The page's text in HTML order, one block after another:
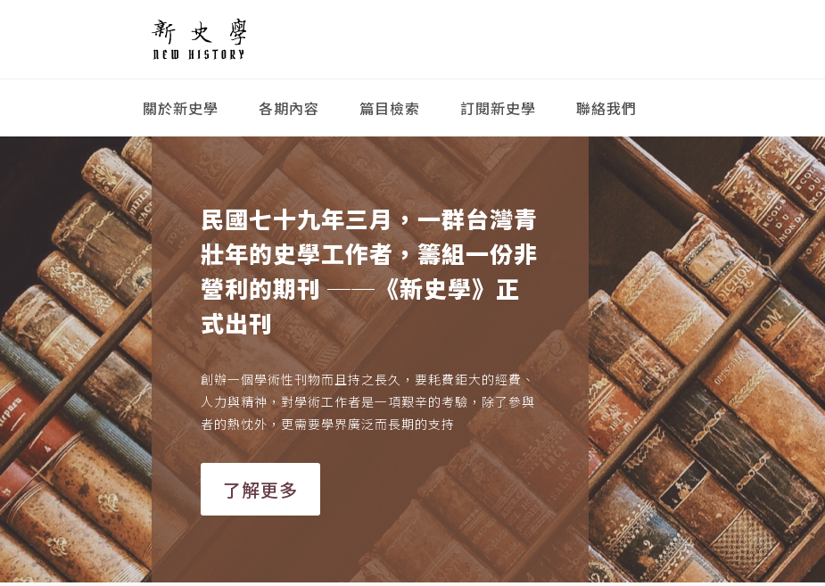
關於新史學 各期內容 篇目檢索 訂閱新史學 聯絡我們
民國七十九年三月，一群台灣青
壯年的史學工作者，籌組一份非
營利的期刊 ──《新史學》正
式出刊
創辦一個學術性刊物而且持之長久，要耗費鉅大的經費、
人力與精神，對學術工作者是一項艱辛的考驗，除了參與
者的熱忱外，更需要學界廣泛而長期的支持
了解更多